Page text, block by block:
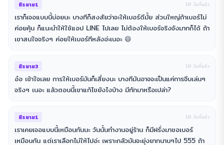
นิรนาม1 10 วันที่แล้ว
เราก็เจอแบบนี้บ่อยนะ บางทีก็สงสัยว่าจะให้เบอร์ดีมั้ย ส่วนใหญ่ถ้าเบอร์ไม่
ค่อยคุ้น ก็แนะนำให้ใช้แอป LINE ไปเลย ไม่ต้องให้เบอร์จริงจังมากก็ได้ ถ้า
เขาสนใจจริงๆ ค่อยให้เบอร์ทีหลังอ่ะเนอะ 😄
นิรนาม3 10 วันที่แล้ว
อ๋อ เข้าใจเลย การให้เบอร์มันก็เสี่ยงนะ บางทีมันอาจจะเป็นแค่การจีบเล่นๆ
จริงๆ เนอะ แล้วตอนนี้เขาแก้ไขยังไงบ้าง มีทักมาหรือเปล่า?
นิรนาม1 10 วันที่แล้ว
เราเคยเจอแบบนี้เหมือนกันนะ วันนั้นทำงานอยู่ร้าน ก็มีฝรั่งมาขอเบอร์
เหมือนกัน แต่เราเลือกไม่ให้ไปอ่ะ เพราะกลัวมันจะยุ่งยากนานๆไป 555 ถ้า